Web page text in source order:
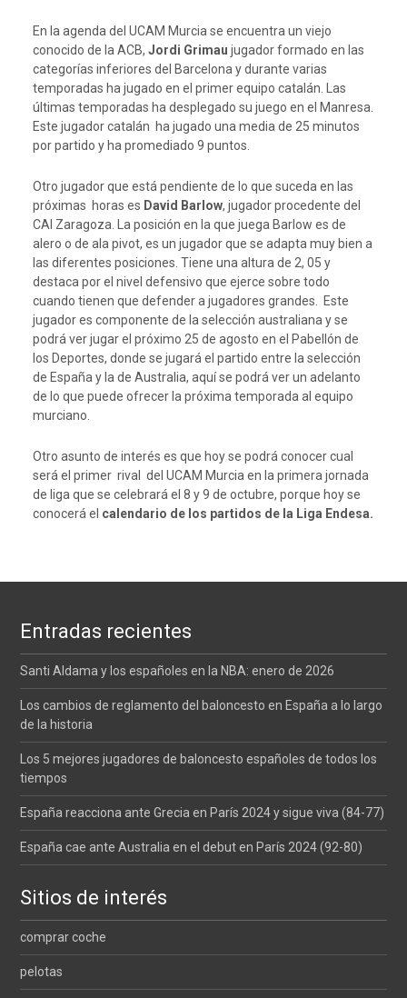
En la agenda del UCAM Murcia se encuentra un viejo
conocido de la ACB, Jordi Grimau jugador formado en las
categorías inferiores del Barcelona y durante varias
temporadas ha jugado en el primer equipo catalán. Las
últimas temporadas ha desplegado su juego en el Manresa.
Este jugador catalán ha jugado una media de 25 minutos
por partido y ha promediado 9 puntos.
Otro jugador que está pendiente de lo que suceda en las
próximas horas es David Barlow, jugador procedente del
CAI Zaragoza. La posición en la que juega Barlow es de
alero o de ala pivot, es un jugador que se adapta muy bien a
las diferentes posiciones. Tiene una altura de 2, 05 y
destaca por el nivel defensivo que ejerce sobre todo
cuando tienen que defender a jugadores grandes. Este
jugador es componente de la selección australiana y se
podrá ver jugar el próximo 25 de agosto en el Pabellón de
los Deportes, donde se jugará el partido entre la selección
de España y la de Australia, aquí se podrá ver un adelanto
de lo que puede ofrecer la próxima temporada al equipo
murciano.
Otro asunto de interés es que hoy se podrá conocer cual
será el primer rival del UCAM Murcia en la primera jornada
de liga que se celebrará el 8 y 9 de octubre, porque hoy se
conocerá el calendario de los partidos de la Liga Endesa.
Entradas recientes
Santi Aldama y los españoles en la NBA: enero de 2026
Los cambios de reglamento del baloncesto en España a lo largo
de la historia
Los 5 mejores jugadores de baloncesto españoles de todos los
tiempos
España reacciona ante Grecia en París 2024 y sigue viva (84-77)
España cae ante Australia en el debut en París 2024 (92-80)
Sitios de interés
comprar coche
pelotas